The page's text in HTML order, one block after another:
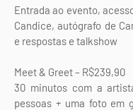
Entrada ao evento,
Candice, autógrafo de
e respostas e talkshow
Meet & Greet – R$239,90
30 minutos com a
pessoas + uma foto em